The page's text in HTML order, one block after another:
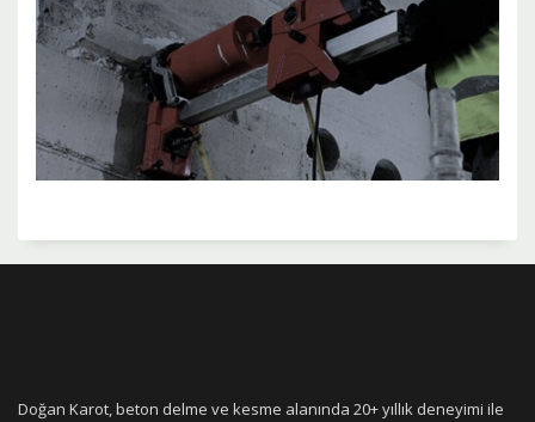
Doğan Karot, beton delme ve kesme alanında 20+ yıllık deneyimi ile